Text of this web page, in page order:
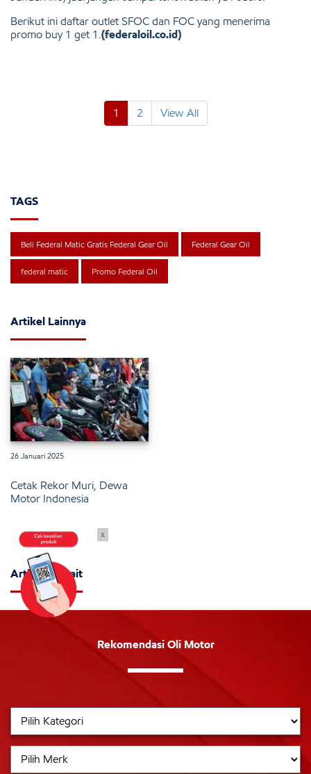
Berikut ini daftar outlet SFOC dan FOC yang menerima
promo buy 1 get 1. (federaloil.co.id)
1 2 View All
TAGS
Beli Federal Matic Gratis Federal Gear Oil Federal Gear Oil
federal matic Promo Federal Oil
Artikel Lainnya
26 Januari 2025
Cetak Rekor Muri, Dewa
Motor Indonesia
Artikel Terkait
Rekomendasi Oli Motor
x